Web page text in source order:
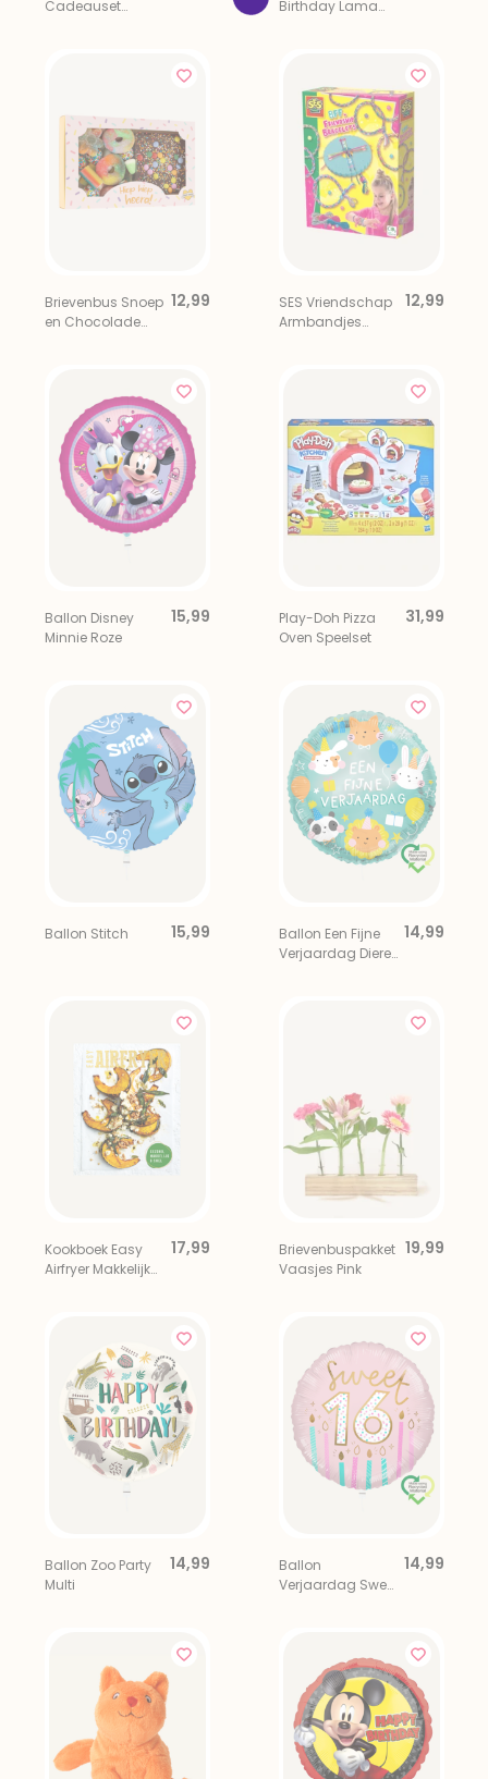
Cadeauset
Birthday Lama
Brievenbus Snoep
en Chocolade
12,99
SES Vriendschap
Armbandjes
12,99
Ballon Disney
Minnie Roze
15,99
Play-Doh Pizza
Oven Speelset
31,99
Ballon Stitch 15,99
Ballon Een Fijne
Verjaardag Dieren
14,99
Kookboek Easy
Airfryer Makkelijk
17,99
Brievenbuspakket
Vaasjes Pink
19,99
Ballon Zoo Party
Multi
14,99
Ballon
Verjaardag Sweet
14,99